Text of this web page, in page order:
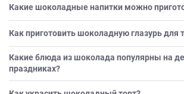
Какие шоколадные напитки можно
Как приготовить шоколадную глазурь для
Какие блюда из шоколада популярны на
праздниках?